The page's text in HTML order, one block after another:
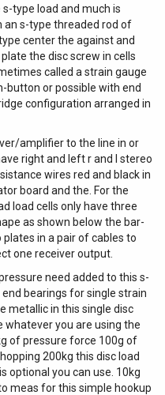
au montage, ou d'une
les adaptateurs.
facilite l'intégration du
tournage. Accessoires
et...
type load and much is
an s-type threaded rod of
center the against and
the disc screw in cells
called a strain gauge
button or possible with end
configuration arranged in
amplifier to the line in or
right and left r and l stereo
wires red and black in
board and the. For the
load cells only have three
as shown below the bar-
in a pair of cables to
one receiver output.
need added to this s-
bearings for single strain
metallic in this single disc
whatever you are using the
of pressure force 100g of
200kg this disc load
optional you can use. 10kg
meas for this simple hookup